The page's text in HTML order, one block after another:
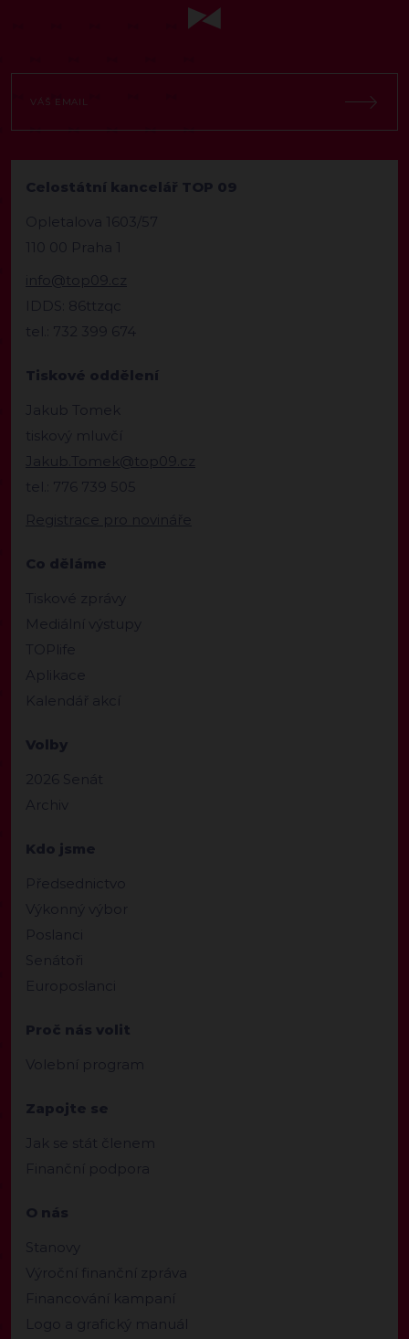
Celostátní kancelář TOP 09
Opletalova 1603/57
110 00 Praha 1
info@top09.cz
IDDS: 86ttzqc
tel.: 732 399 674
Tiskové oddělení
Jakub Tomek
tiskový mluvčí
Jakub.Tomek@top09.cz
tel.: 776 739 505
Registrace pro novináře
Co děláme
Tiskové zprávy
Mediální výstupy
TOPlife
Aplikace
Kalendář akcí
Volby
2026 Senát
Archiv
Kdo jsme
Předsednictvo
Výkonný výbor
Poslanci
Senátoři
Europoslanci
Proč nás volit
Volební program
Zapojte se
Jak se stát členem
Finanční podpora
O nás
Stanovy
Výroční finanční zpráva
Financování kampaní
Logo a grafický manuál